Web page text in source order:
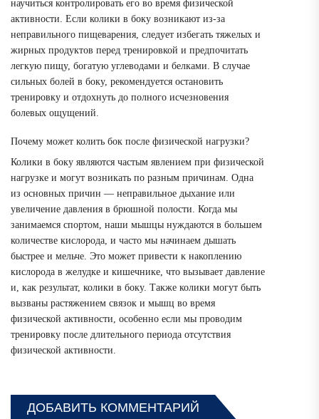
научиться контролировать его во время физической
активности. Если колики в боку возникают из-за
неправильного пищеварения, следует избегать тяжелых и
жирных продуктов перед тренировкой и предпочитать
легкую пищу, богатую углеводами и белками. В случае
сильных болей в боку, рекомендуется остановить
тренировку и отдохнуть до полного исчезновения
болевых ощущений.
Почему может колить бок после физической нагрузки?
Колики в боку являются частым явлением при физической
нагрузке и могут возникать по разным причинам. Одна
из основных причин — неправильное дыхание или
увеличение давления в брюшной полости. Когда мы
занимаемся спортом, наши мышцы нуждаются в большем
количестве кислорода, и часто мы начинаем дышать
быстрее и мельче. Это может привести к накоплению
кислорода в желудке и кишечнике, что вызывает давление
и, как результат, колики в боку. Также колики могут быть
вызваны растяжением связок и мышц во время
физической активности, особенно если мы проводим
тренировку после длительного периода отсутствия
физической активности.
ДОБАВИТЬ КОММЕНТАРИЙ